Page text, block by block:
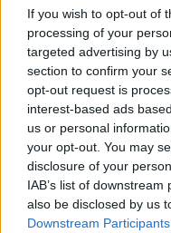
If you wish to opt-out of
processing of your
targeted advertising by
section to confirm your
opt-out request is
interest-based ads
us or personal
your opt-out. You may
disclosure of your
IAB’s list of
also be disclosed by us
Downstream Participants